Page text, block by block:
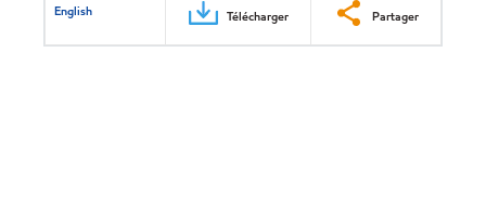
English Télécharger Partager